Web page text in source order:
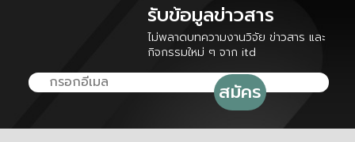
รับข้อมูลข่าวสาร
ไม่พลาดบทความงานวิจัย ข่าวสาร และ
กิจกรรมใหม่ ๆ จาก itd